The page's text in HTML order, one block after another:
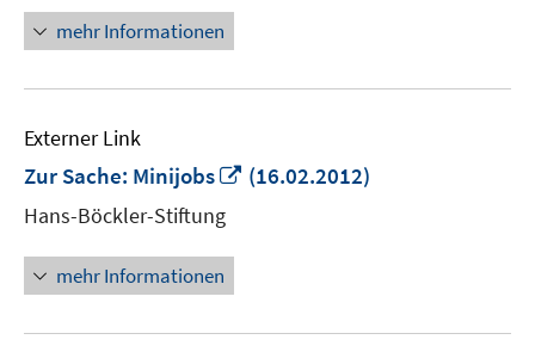
mehr Informationen
Externer Link
Zur Sache: Minijobs
In
(16.02.2012)
Hans-Böckler-Stiftung
mehr Informationen